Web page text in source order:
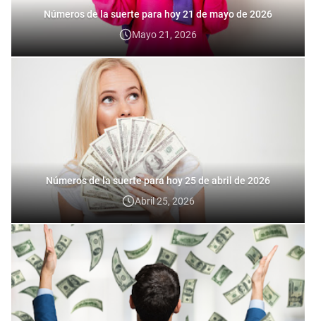
Números de la suerte para hoy 21 de mayo de 2026
Mayo 21, 2026
Números de la suerte para hoy 25 de abril de 2026
Abril 25, 2026